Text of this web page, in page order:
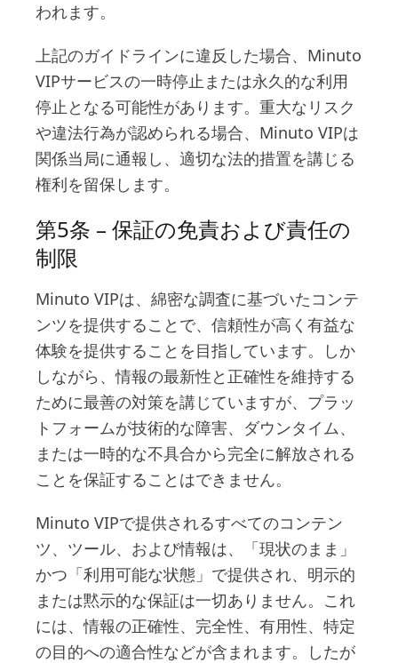
われます。
上記のガイドラインに違反した場合、Minuto
VIPサービスの一時停止または永久的な利用
停止となる可能性があります。重大なリスク
や違法行為が認められる場合、Minuto VIPは
関係当局に通報し、適切な法的措置を講じる
権利を留保します。
第5条 – 保証の免責および責任の
制限
Minuto VIPは、綿密な調査に基づいたコンテ
ンツを提供することで、信頼性が高く有益な
体験を提供することを目指しています。しか
しながら、情報の最新性と正確性を維持する
ために最善の対策を講じていますが、プラッ
トフォームが技術的な障害、ダウンタイム、
または一時的な不具合から完全に解放される
ことを保証することはできません。
Minuto VIPで提供されるすべてのコンテン
ツ、ツール、および情報は、「現状のまま」
かつ「利用可能な状態」で提供され、明示的
または黙示的な保証は一切ありません。これ
には、情報の正確性、完全性、有用性、特定
の目的への適合性などが含まれます。したが